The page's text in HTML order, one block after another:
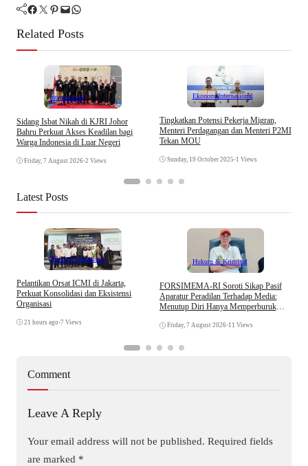
Facebook Twitter Pinterest Mail WhatsApp
Related Posts
Internasional
Sidang Isbat Nikah di KJRI Johor
Bahru Perkuat Akses Keadilan bagi
Warga Indonesia di Luar Negeri
Friday, 7 August 2026•2 Views
EkonomiInternasional
Tingkatkan Potensi Pekerja Migran,
Menteri Perdagangan dan Menteri P2MI
Tekan MOU
Sunday, 19 October 2025 •1 Views
Latest Posts
Tokoh & Organisasi
Pelantikan Orsat ICMI di Jakarta,
Perkuat Konsolidasi dan Eksistensi
Organisasi
21 hours ago •7 Views
Hukum & Kriminal
​FORSIMEMA-RI Soroti Sikap Pasif
Aparatur Peradilan Terhadap Media:
Menutup Diri Hanya Memperburuk
Friday, 7 August 2026•11 Views
Comment
Leave A Reply
Your email address will not be published. Required fields
are marked *